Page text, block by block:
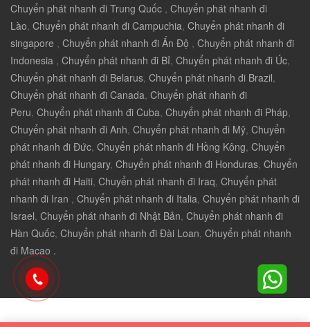
Chuyển phát nhanh đi Trung Quốc , Chuyển phát nhanh đi
Lào, Chuyển phát nhanh đi Campuchia, Chuyển phát nhanh đi
singapore , Chuyển phát nhanh đi Ấn Độ , Chuyển phát nhanh đi
Indonesia , Chuyển phát nhanh đi Bỉ, Chuyển phát nhanh đi Úc,
Chuyển phát nhanh đi Belarus, Chuyển phát nhanh đi Brazil,
Chuyển phát nhanh đi Canada, Chuyển phát nhanh đi
Peru, Chuyển phát nhanh đi Cuba, Chuyển phát nhanh đi Pháp,
Chuyển phát nhanh đi Anh, Chuyển phát nhanh đi Mỹ, Chuyển
phát nhanh đi Đức, Chuyển phát nhanh đi Hồng Kông, Chuyển
phát nhanh đi Hungary, Chuyển phát nhanh đi Honduras, Chuyển
phát nhanh đi Haiti, Chuyển phát nhanh đi Iraq, Chuyển phát
nhanh đi Iran , Chuyển phát nhanh đi Italia, Chuyển phát nhanh đi
Israel, Chuyển phát nhanh đi Nhật Bản, Chuyển phát nhanh đi
Hàn Quốc, Chuyển phát nhanh đi Đài Loan, Chuyển phát nhanh
đi Macao .